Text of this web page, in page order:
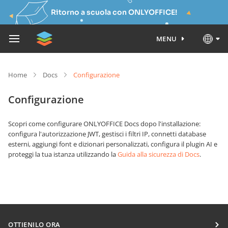
Ritorno a scuola con ONLYOFFICE!
MENU
Home Docs Configurazione
Configurazione
Scopri come configurare ONLYOFFICE Docs dopo l'installazione:
configura l'autorizzazione JWT, gestisci i filtri IP, connetti database
esterni, aggiungi font e dizionari personalizzati, configura il plugin AI e
proteggi la tua istanza utilizzando laGuida alla sicurezza di Docs.
OTTIENILO ORA